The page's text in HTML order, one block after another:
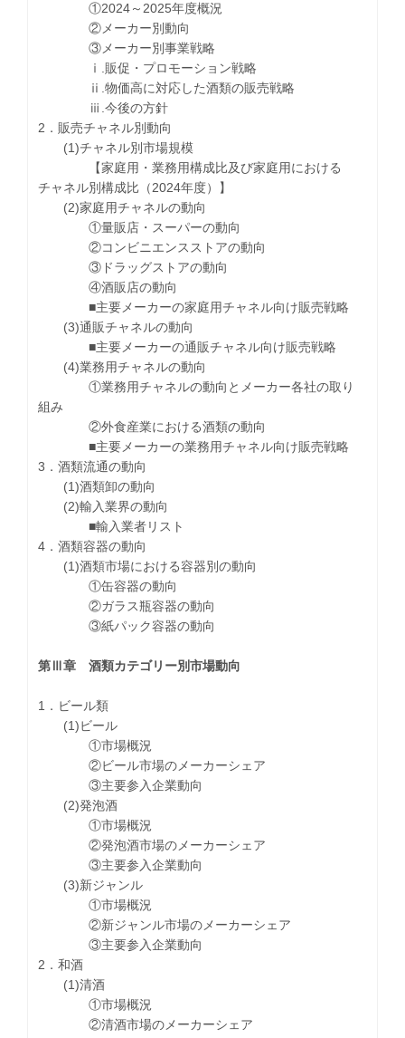
①2024～2025年度概況
②メーカー別動向
③メーカー別事業戦略
ⅰ.販促・プロモーション戦略
ⅱ.物価高に対応した酒類の販売戦略
ⅲ.今後の方針
2．販売チャネル別動向
(1)チャネル別市場規模
【家庭用・業務用構成比及び家庭用における
チャネル別構成比（2024年度）】
(2)家庭用チャネルの動向
①量販店・スーパーの動向
②コンビニエンスストアの動向
③ドラッグストアの動向
④酒販店の動向
■主要メーカーの家庭用チャネル向け販売戦略
(3)通販チャネルの動向
■主要メーカーの通販チャネル向け販売戦略
(4)業務用チャネルの動向
①業務用チャネルの動向とメーカー各社の取り
組み
②外食産業における酒類の動向
■主要メーカーの業務用チャネル向け販売戦略
3．酒類流通の動向
(1)酒類卸の動向
(2)輸入業界の動向
■輸入業者リスト
4．酒類容器の動向
(1)酒類市場における容器別の動向
①缶容器の動向
②ガラス瓶容器の動向
③紙パック容器の動向
第Ⅲ章 酒類カテゴリー別市場動向
1．ビール類
(1)ビール
①市場概況
②ビール市場のメーカーシェア
③主要参入企業動向
(2)発泡酒
①市場概況
②発泡酒市場のメーカーシェア
③主要参入企業動向
(3)新ジャンル
①市場概況
②新ジャンル市場のメーカーシェア
③主要参入企業動向
2．和酒
(1)清酒
①市場概況
②清酒市場のメーカーシェア